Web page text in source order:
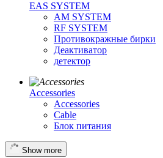
EAS SYSTEM
AM SYSTEM
RF SYSTEM
Противокражные бирки
Деактиватор
детектор
Accessories
Accessories
Cable
Блок питания
Show more